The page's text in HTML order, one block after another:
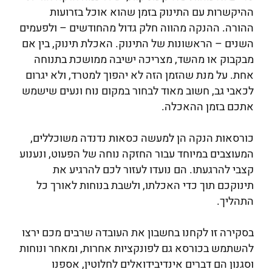
ההיקשרות עם התינוק בזמן שהוא אוכל בזרועות
ההורה. ההנקה מהווה חלק גדול מהחודשים – ולפעמים
השנים – הראשונות של התינוק. האכלת תינוק, בין אם
מבקבוק או מהשד, מצריכה ישיבה ממושכת בתנוחה
אחת. על מנת שהזמן הזה לא יהפוך למטרד, ולא יגרום
לכאבי גב, חשוב מאוד לבחור במקום נוח ונעים שישמש
אתכם בזמן ההאכלה.
כורסאות הנקה הן למעשה כסאות נדנדה משוכללים,
המעוצבים במיוחד עבור החזקה נוחה של הפעוט, ונענוע
קצבי להרגעתו. הם נועדו לעזור לכם להרגיע את
תינוקכם תוך כדי האכלתו, ולשבת בנוחות לאורך כל
התהליך.
בסקירה זו לקחנו בחשבון את העובדה שרבים מכם ירצו
להשתמש בכורסא גם לפונקציות אחרות, ומאחר ונוחות
וסגנון הם דברים אינדיבידואלים לחלוטין, אספנו